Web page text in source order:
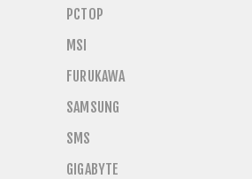
PCTOP
MSI
FURUKAWA
SAMSUNG
SMS
GIGABYTE